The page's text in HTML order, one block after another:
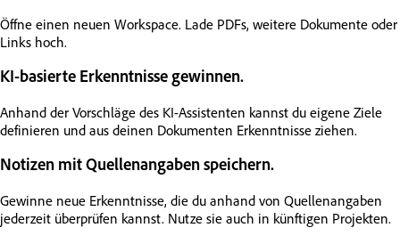
Öffne einen neuen Workspace. Lade PDFs, weitere Dokumente oder
Links hoch.
KI-basierte Erkenntnisse gewinnen.
Anhand der Vorschläge des KI-Assistenten kannst du eigene Ziele
definieren und aus deinen Dokumenten Erkenntnisse ziehen.
Notizen mit Quellenangaben speichern.
Gewinne neue Erkenntnisse, die du anhand von Quellenangaben
jederzeit überprüfen kannst. Nutze sie auch in künftigen Projekten.